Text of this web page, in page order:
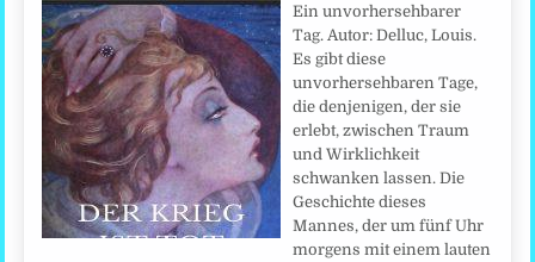
Ein unvorhersehbarer
Tag. Autor: Delluc, Louis.
Es gibt diese
unvorhersehbaren Tage,
die denjenigen, der sie
erlebt, zwischen Traum
und Wirklichkeit
schwanken lassen. Die
Geschichte dieses
Mannes, der um fünf Uhr
morgens mit einem lauten